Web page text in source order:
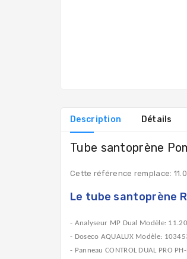
Description Détails
Tube santoprène
Cette référence remplace:
Le tube santoprène
- Analyseur MP Dual Modèle:
- Doseco AQUALUX Modèle:
- Panneau CONTROL DUAL PRO PH-